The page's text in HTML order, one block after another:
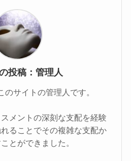
投稿：管理人
のサイトの管理人です。
メントの深刻な支配を経験
ることでその複雑な支配か
とができました。